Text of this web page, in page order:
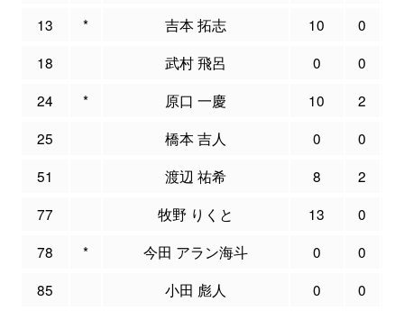
13
* 吉本 拓志 10 0
18
武村 飛呂 0 0
24
* 原口 一慶 10 2
25
橋本 吉人 0 0
51
渡辺 祐希 8 2
77
牧野 りくと 13 0
78
* 今田 アラン海斗 0 0
85
小田 彪人 0 0